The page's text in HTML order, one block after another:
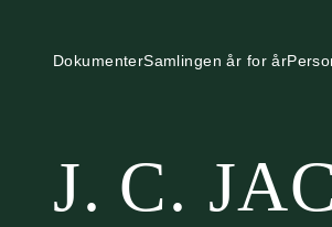
DokumenterSamlingen år for år
J. C.